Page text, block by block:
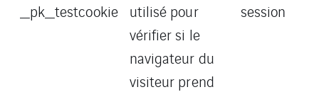
_pk_testcookie utilisé pour
vérifier si le
navigateur du
visiteur prend
session